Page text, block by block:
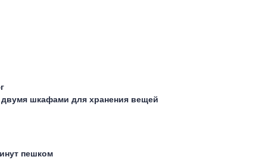
шкафами для хранения вещей
пешком